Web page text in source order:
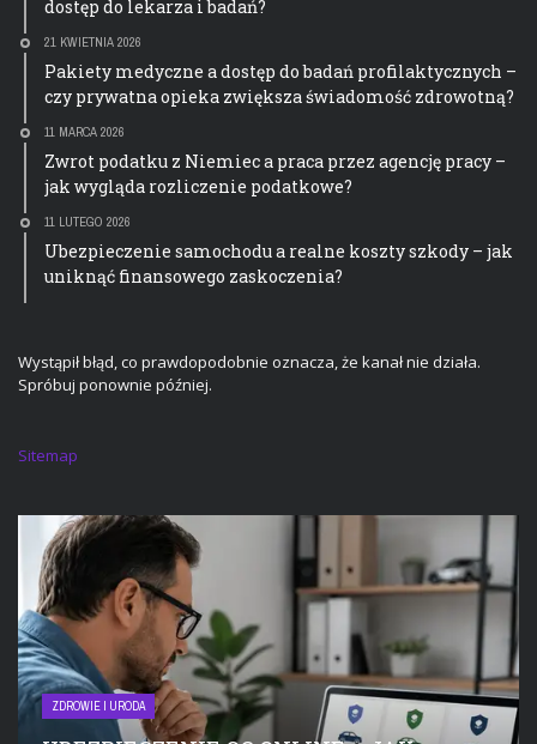
dostęp do lekarza i badań?
21 KWIETNIA 2026
Pakiety medyczne a dostęp do badań profilaktycznych –
czy prywatna opieka zwiększa świadomość zdrowotną?
11 MARCA 2026
Zwrot podatku z Niemiec a praca przez agencję pracy –
jak wygląda rozliczenie podatkowe?
11 LUTEGO 2026
Ubezpieczenie samochodu a realne koszty szkody – jak
uniknąć finansowego zaskoczenia?
Wystąpił błąd, co prawdopodobnie oznacza, że kanał nie działa.
Spróbuj ponownie później.
Sitemap
ZDROWIE I URODA